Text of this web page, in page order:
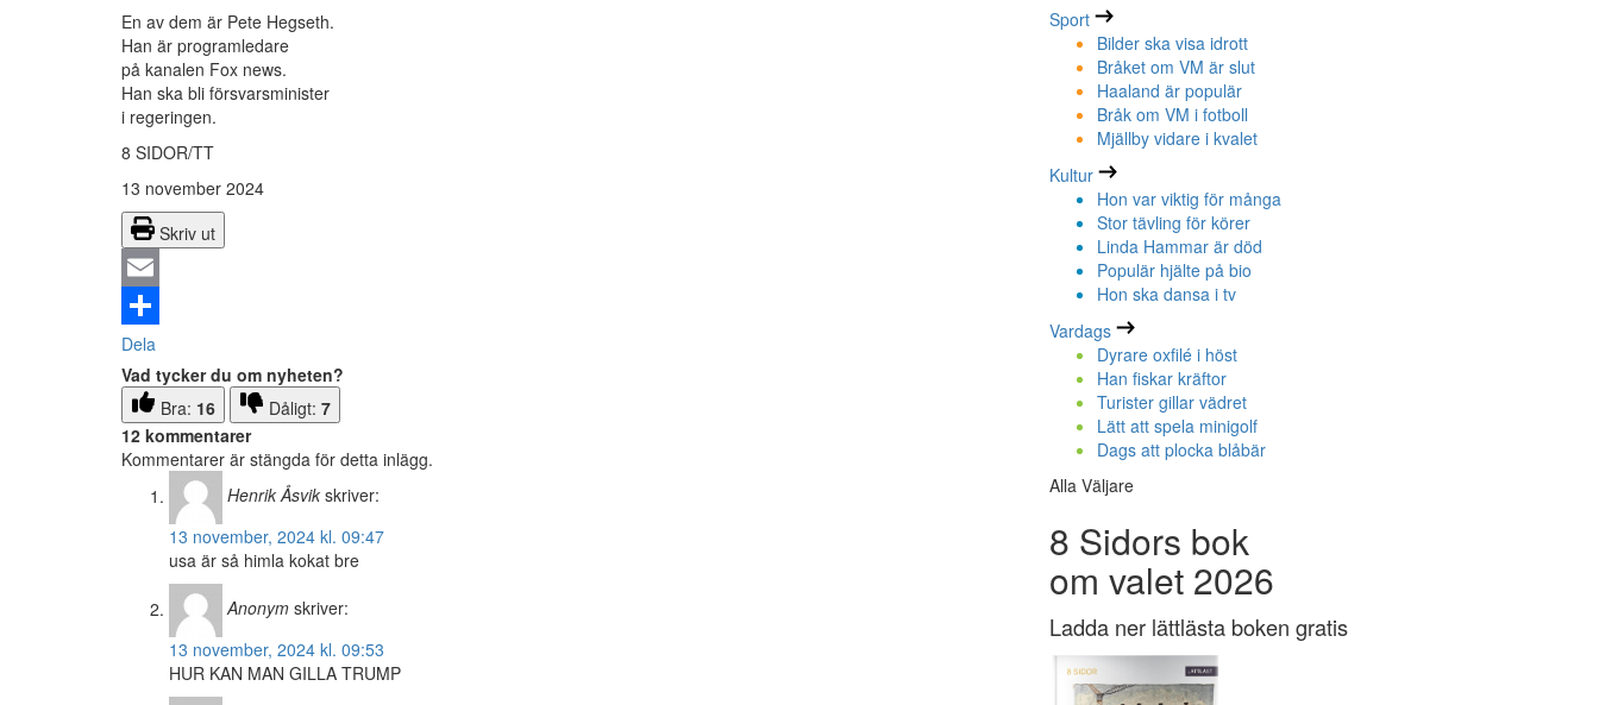
En av dem är Pete Hegseth.
Han är programledare
på kanalen Fox news.
Han ska bli försvarsminister
i regeringen.
8 SIDOR/TT
13 november 2024
Skriv ut
Email
Dela
Vad tycker du om nyheten?
Bra: 16 Dåligt: 7
12 kommentarer
Kommentarer är stängda för detta inlägg.
Henrik Åsvik skriver:
13 november, 2024 kl. 09:47
usa är så himla kokat bre
Anonym skriver:
13 november, 2024 kl. 09:53
HUR KAN MAN GILLA TRUMP
Sport
Bilder ska visa idrott
Bråket om VM är slut
Haaland är populär
Bråk om VM i fotboll
Mjällby vidare i kvalet
Kultur
Hon var viktig för många
Stor tävling för körer
Linda Hammar är död
Populär hjälte på bio
Hon ska dansa i tv
Vardags
Dyrare oxfilé i höst
Han fiskar kräftor
Turister gillar vädret
Lätt att spela minigolf
Dags att plocka blåbär
Alla Väljare
8 Sidors bok
om valet 2026
Ladda ner lättlästa boken gratis